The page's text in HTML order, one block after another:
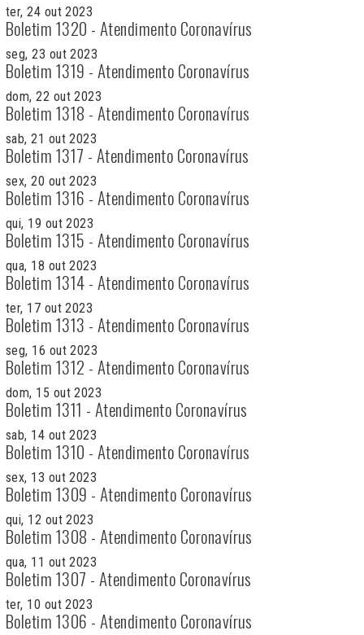
ter, 24 out 2023
Boletim 1320 - Atendimento Coronavírus
seg, 23 out 2023
Boletim 1319 - Atendimento Coronavírus
dom, 22 out 2023
Boletim 1318 - Atendimento Coronavírus
sab, 21 out 2023
Boletim 1317 - Atendimento Coronavírus
sex, 20 out 2023
Boletim 1316 - Atendimento Coronavírus
qui, 19 out 2023
Boletim 1315 - Atendimento Coronavírus
qua, 18 out 2023
Boletim 1314 - Atendimento Coronavírus
ter, 17 out 2023
Boletim 1313 - Atendimento Coronavírus
seg, 16 out 2023
Boletim 1312 - Atendimento Coronavírus
dom, 15 out 2023
Boletim 1311 - Atendimento Coronavírus
sab, 14 out 2023
Boletim 1310 - Atendimento Coronavírus
sex, 13 out 2023
Boletim 1309 - Atendimento Coronavírus
qui, 12 out 2023
Boletim 1308 - Atendimento Coronavírus
qua, 11 out 2023
Boletim 1307 - Atendimento Coronavírus
ter, 10 out 2023
Boletim 1306 - Atendimento Coronavírus